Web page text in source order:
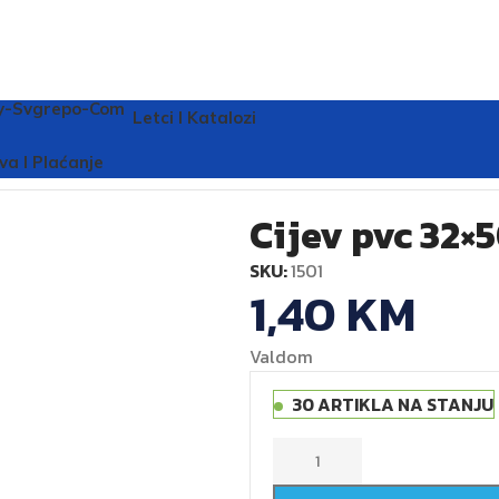
Letci I Katalozi
I Plaćanje
Cijev pvc
SKU:1501
1,40KM
Valdom
30 ARTIKLA NA STANJU